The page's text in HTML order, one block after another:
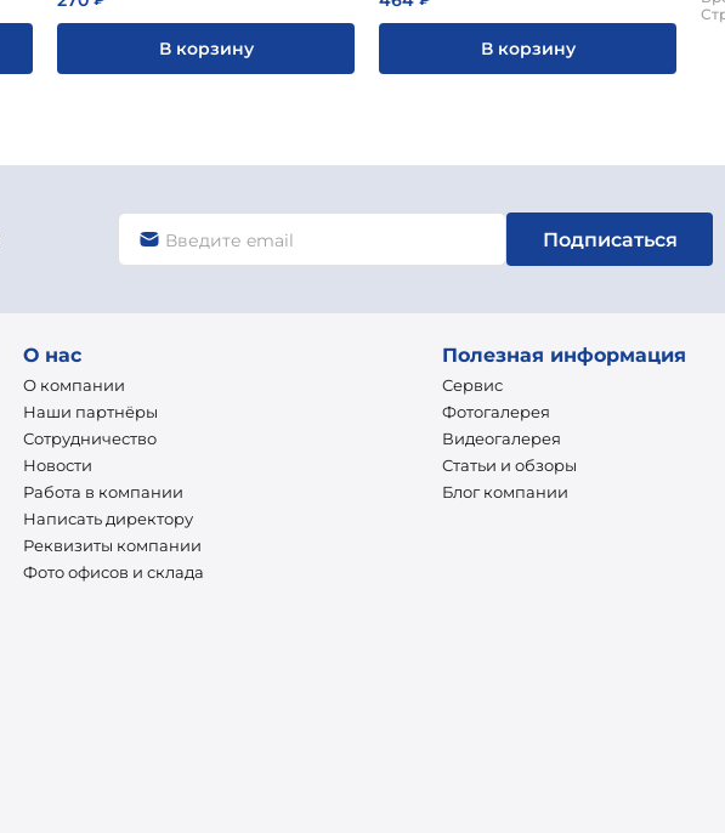
В корзину В корзину
Подписаться
О нас
О компании
Наши партнёры
Сотрудничество
Новости
Работа в компании
Написать директору
Реквизиты компании
Фото офисов и склада
Полезная информация
Сервис
Фотогалерея
Видеогалерея
Статьи и обзоры
Блог компании